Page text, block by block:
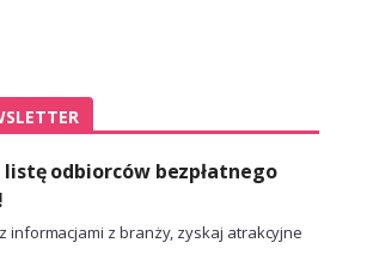
listę odbiorców bezpłatnego
informacjami z branży, zyskaj atrakcyjne